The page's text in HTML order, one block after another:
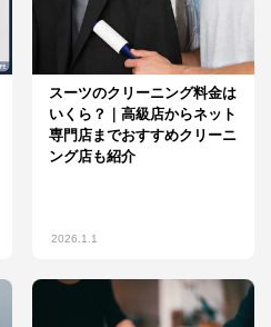
スーツのクリーニング料金は
いくら？｜高級店からネット
専門店までおすすめクリーニ
ング店も紹介
2026.1.1